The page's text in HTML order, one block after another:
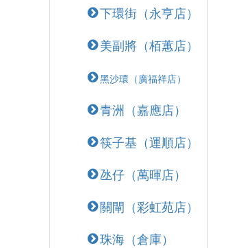
下環街（永亨店）
美副將（栢蕙店）
黑沙環（廣福祥店）
青洲（嘉應店）
筷子基（運順店）
氹仔（萬暉店）
關閘（彩虹苑店）
珠海（倉庫）